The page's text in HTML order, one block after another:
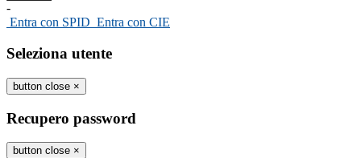
-
Entra con SPID Entra con CIE
Seleziona utente
button close ×
Recupero password
button close ×